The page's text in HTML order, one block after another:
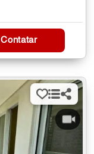
Contatar